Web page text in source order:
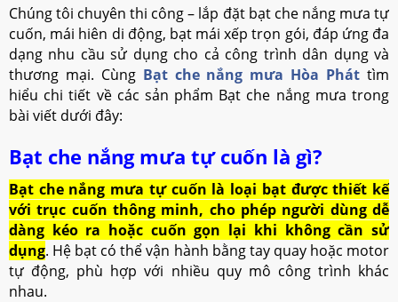
Chúng tôi chuyên thi công – lắp đặt bạt che nắng mưa tự
cuốn, mái hiên di động, bạt mái xếp trọn gói, đáp ứng đa
dạng nhu cầu sử dụng cho cả công trình dân dụng và
thương mại. Cùng Bạt che nắng mưa Hòa Phát tìm
hiểu chi tiết về các sản phẩm Bạt che nắng mưa trong
bài viết dưới đây:
Bạt che nắng mưa tự cuốn là gì?
Bạt che nắng mưa tự cuốn là loại bạt được thiết kế
với trục cuốn thông minh, cho phép người dùng dễ
dàng kéo ra hoặc cuốn gọn lại khi không cần sử
dụng. Hệ bạt có thể vận hành bằng tay quay hoặc motor
tự động, phù hợp với nhiều quy mô công trình khác
nhau.